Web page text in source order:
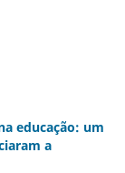
educação: um
a